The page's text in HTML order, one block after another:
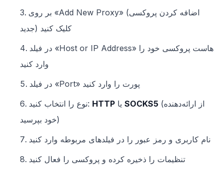
بر روی «Add New Proxy» (اضافه کردن پروکسی
جدید) کلیک کنید
در فیلد «Host or IP Address» هاست پروکسی خود را
وارد کنید
در فیلد «Port» پورت را وارد کنید
نوع را انتخاب کنید: HTTP SOCKS5 (از ارائه‌دهنده
خود بپرسید)
نام کاربری و رمز عبور را در فیلدهای مربوطه وارد کنید
تنظیمات را ذخیره کرده و پروکسی را فعال کنید